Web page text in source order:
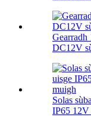
DC12V
Solas
IP65 12V